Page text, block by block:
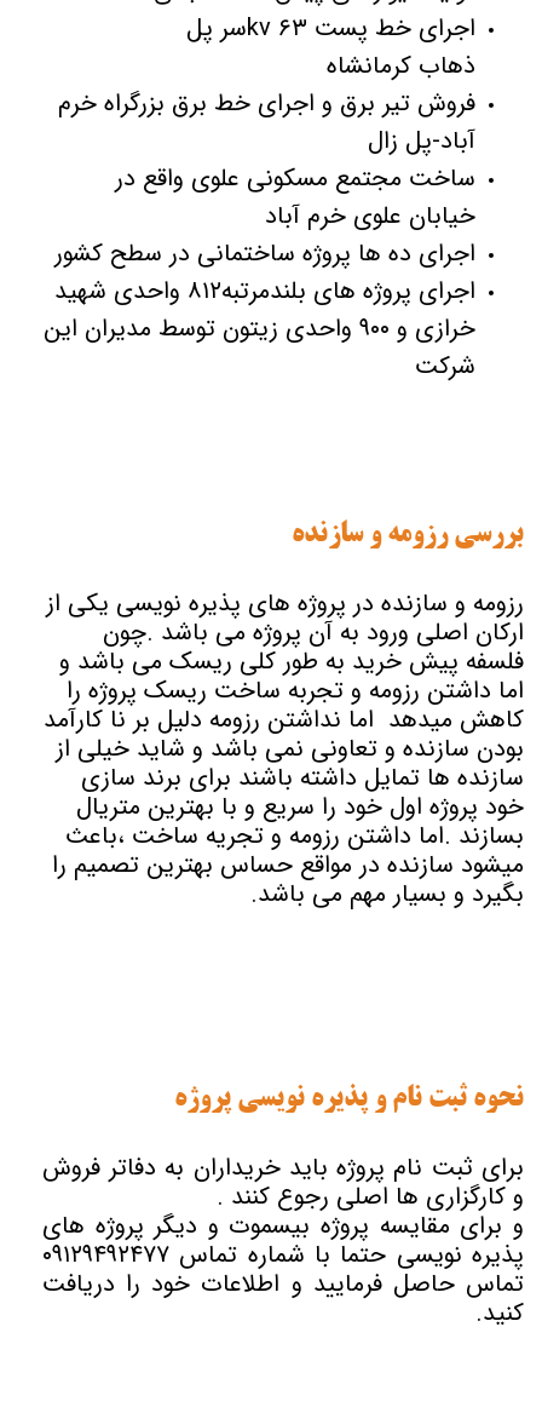
اجرای خط پست kv ۶۳سر پل
ذهاب کرمانشاه
فروش تیر برق و اجرای خط برق بزرگراه خرم
آباد-پل زال
ساخت مجتمع مسکونی علوی واقع در
خیابان علوی خرم آباد
اجرای ده ها پروژه ساختمانی در سطح کشور
اجرای پروژه های بلندمرتبه۸۱۲ واحدی شهید
خرازی و ۹۰۰ واحدی زیتون توسط مدیران این
شرکت
بررسی رزومه و سازنده
رزومه و سازنده در پروژه های پذیره نویسی یکی از
ارکان اصلی ورود به آن پروژه می باشد .چون
فلسفه پیش خرید به طور کلی ریسک می باشد و
اما داشتن رزومه و تجربه ساخت ریسک پروژه را
کاهش میدهد اما نداشتن رزومه دلیل بر نا کارآمد
بودن سازنده و تعاونی نمی باشد و شاید خیلی از
سازنده ها تمایل داشته باشند برای برند سازی
خود پروژه اول خود را سریع و با بهترین متریال
بسازند .اما داشتن رزومه و تجریه ساخت ،باعث
میشود سازنده در مواقع حساس بهترین تصمیم را
بگیرد و بسیار مهم می باشد.
نحوه ثبت نام و پذیره نویسی پروژه
برای ثبت نام پروژه باید خریداران به دفاتر فروش
و کارگزاری ها اصلی رجوع کنند .
و برای مقایسه پروژه بیسموت و دیگر پروژه های
پذیره نویسی حتما با شماره تماس ۰۹۱۲۹۴۹۲۴۷۷
تماس حاصل فرمایید و اطلاعات خود را دریافت
کنید.